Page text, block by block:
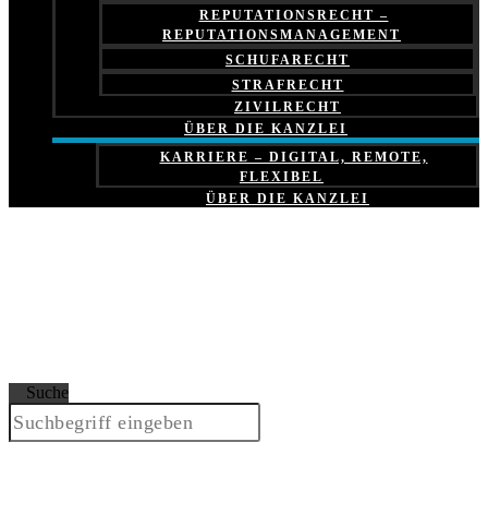
REPUTATIONSRECHT –
REPUTATIONSMANAGEMENT
SCHUFARECHT
STRAFRECHT
ZIVILRECHT
ÜBER DIE KANZLEI
KARRIERE – DIGITAL, REMOTE,
FLEXIBEL
ÜBER DIE KANZLEI
Suche